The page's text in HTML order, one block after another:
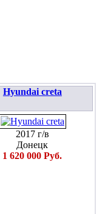
Hyundai creta
2017 г/в
Донецк
1 620 000 Руб.